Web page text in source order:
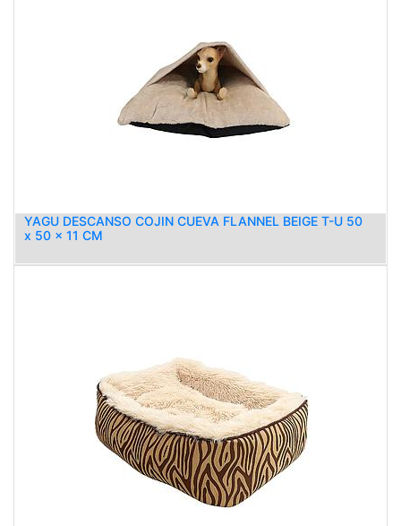
YAGU DESCANSO COJIN CUEVA FLANNEL BEIGE T-U 50
x 50 x 11 CM